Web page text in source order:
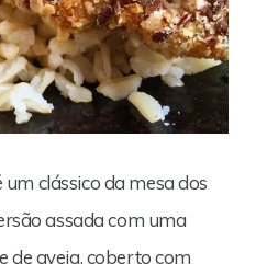
clássico da mesa dos
assada com uma
de aveia, coberto com